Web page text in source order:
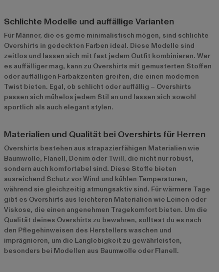
Schlichte Modelle und auffällige Varianten
Für Männer, die es gerne minimalistisch mögen, sind schlichte
Overshirts in gedeckten Farben ideal. Diese Modelle sind
zeitlos und lassen sich mit fast jedem Outfit kombinieren. Wer
es auffälliger mag, kann zu Overshirts mit gemusterten Stoffen
oder auffälligen Farbakzenten greifen, die einen modernen
Twist bieten. Egal, ob schlicht oder auffällig – Overshirts
passen sich mühelos jedem Stil an und lassen sich sowohl
sportlich als auch elegant stylen.
Materialien und Qualität bei Overshirts für Herren
Overshirts bestehen aus strapazierfähigen Materialien wie
Baumwolle, Flanell, Denim oder Twill, die nicht nur robust,
sondern auch komfortabel sind. Diese Stoffe bieten
ausreichend Schutz vor Wind und kühlen Temperaturen,
während sie gleichzeitig atmungsaktiv sind. Für wärmere Tage
gibt es Overshirts aus leichteren Materialien wie Leinen oder
Viskose, die einen angenehmen Tragekomfort bieten. Um die
Qualität deines Overshirts zu bewahren, solltest du es nach
den Pflegehinweisen des Herstellers waschen und
imprägnieren, um die Langlebigkeit zu gewährleisten,
besonders bei Modellen aus Baumwolle oder Flanell.